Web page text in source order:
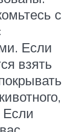
с
Если
взять
Если